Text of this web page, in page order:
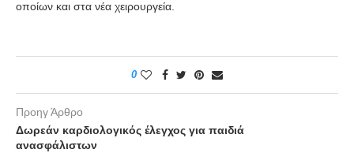
οποίων και στα νέα χειρουργεία.
0
Προηγ Άρθρο
Δωρεάν καρδιολογικός έλεγχος για παιδιά
ανασφάλιστων